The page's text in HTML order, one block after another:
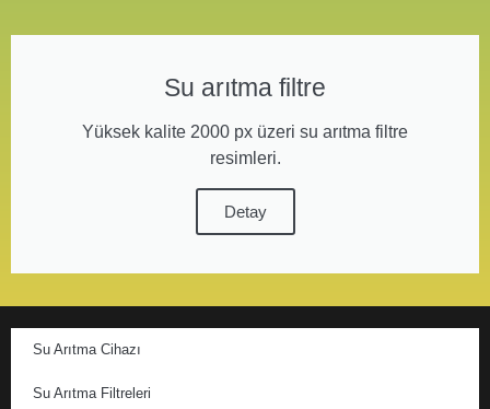
Su arıtma filtre
Yüksek kalite 2000 px üzeri su arıtma filtre
resimleri.
Detay
Su Arıtma Cihazı
Su Arıtma Filtreleri